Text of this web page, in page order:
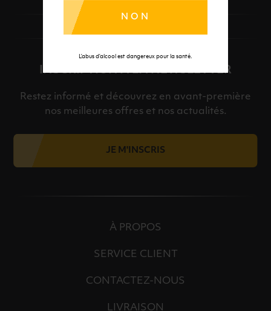
NON
L’abus d’alcool est dangereux pour la santé.
INSCRIPTION À LA NEWSLETTER
Restez informé et découvrez en avant-première
nos meilleures offres et nos actualités.
JE M'INSCRIS
À PROPOS
SERVICE CLIENT
CONTACTEZ-NOUS
LIVRAISON